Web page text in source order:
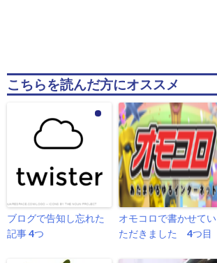
こちらを読んだ方にオススメ
ブログで告知し忘れた
記事 4つ
オモコロで書かせてい
ただきました 4つ目